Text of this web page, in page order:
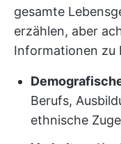
gesamte
erzählen, aber
Informationen zu
Berufs,
ethnische